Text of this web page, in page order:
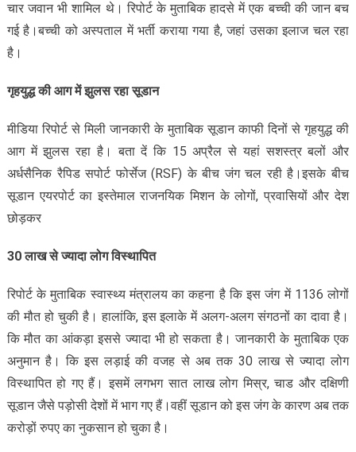
चार जवान भी शामिल थे। रिपोर्ट के मुताबिक हादसे में एक बच्ची की जान बच
गई है।बच्ची को अस्पताल में भर्ती कराया गया है, जहां उसका इलाज चल रहा
है।
गृहयुद्ध की आग में झुलस रहा सूडान
मीडिया रिपोर्ट से मिली जानकारी के मुताबिक सूडान काफी दिनों से गृहयुद्ध की
आग में झुलस रहा है। बता दें कि 15 अप्रैल से यहां सशस्त्र बलों और
अर्धसैनिक रैपिड सपोर्ट फोर्सेज (RSF) के बीच जंग चल रही है।इसके बीच
सूडान एयरपोर्ट का इस्तेमाल राजनयिक मिशन के लोगों, प्रवासियों और देश
छोड़कर
30 लाख से ज्यादा लोग विस्थापित
रिपोर्ट के मुताबिक स्वास्थ्य मंत्रालय का कहना है कि इस जंग में 1136 लोगों
की मौत हो चुकी है। हालांकि, इस इलाके में अलग-अलग संगठनों का दावा है।
कि मौत का आंकड़ा इससे ज्यादा भी हो सकता है। जानकारी के मुताबिक एक
अनुमान है। कि इस लड़ाई की वजह से अब तक 30 लाख से ज्यादा लोग
विस्थापित हो गए हैं। इसमें लगभग सात लाख लोग मिस्र, चाड और दक्षिणी
सूडान जैसे पड़ोसी देशों में भाग गए हैं।वहीं सूडान को इस जंग के कारण अब तक
करोड़ों रुपए का नुकसान हो चुका है।